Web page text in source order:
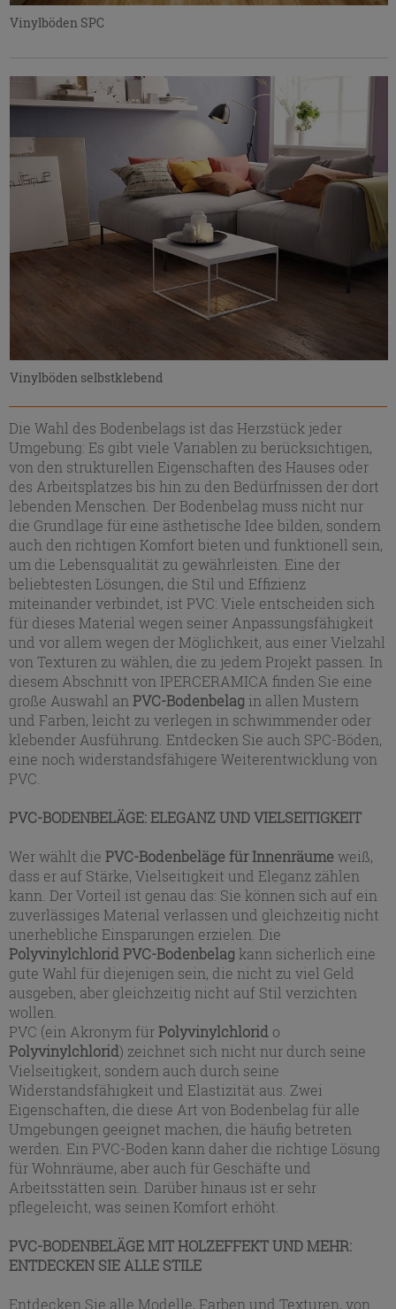
Vinylböden SPC
Vinylböden selbstklebend
Die Wahl des Bodenbelags ist das Herzstück jeder
Umgebung: Es gibt viele Variablen zu berücksichtigen,
von den strukturellen Eigenschaften des Hauses oder
des Arbeitsplatzes bis hin zu den Bedürfnissen der dort
lebenden Menschen. Der Bodenbelag muss nicht nur
die Grundlage für eine ästhetische Idee bilden, sondern
auch den richtigen Komfort bieten und funktionell sein,
um die Lebensqualität zu gewährleisten. Eine der
beliebtesten Lösungen, die Stil und Effizienz
miteinander verbindet, ist PVC: Viele entscheiden sich
für dieses Material wegen seiner Anpassungsfähigkeit
und vor allem wegen der Möglichkeit, aus einer Vielzahl
von Texturen zu wählen, die zu jedem Projekt passen. In
diesem Abschnitt von IPERCERAMICA finden Sie eine
große Auswahl an PVC-Bodenbelag in allen Mustern
und Farben, leicht zu verlegen in schwimmender oder
klebender Ausführung. Entdecken Sie auch SPC-Böden,
eine noch widerstandsfähigere Weiterentwicklung von
PVC.
PVC-BODENBELÄGE: ELEGANZ UND VIELSEITIGKEIT
Wer wählt die PVC-Bodenbeläge für Innenräume weiß,
dass er auf Stärke, Vielseitigkeit und Eleganz zählen
kann. Der Vorteil ist genau das: Sie können sich auf ein
zuverlässiges Material verlassen und gleichzeitig nicht
unerhebliche Einsparungen erzielen. Die
Polyvinylchlorid PVC-Bodenbelag kann sicherlich eine
gute Wahl für diejenigen sein, die nicht zu viel Geld
ausgeben, aber gleichzeitig nicht auf Stil verzichten
wollen.
PVC (ein Akronym für Polyvinylchlorid o
Polyvinylchlorid) zeichnet sich nicht nur durch seine
Vielseitigkeit, sondern auch durch seine
Widerstandsfähigkeit und Elastizität aus. Zwei
Eigenschaften, die diese Art von Bodenbelag für alle
Umgebungen geeignet machen, die häufig betreten
werden. Ein PVC-Boden kann daher die richtige Lösung
für Wohnräume, aber auch für Geschäfte und
Arbeitsstätten sein. Darüber hinaus ist er sehr
pflegeleicht, was seinen Komfort erhöht.
PVC-BODENBELÄGE MIT HOLZEFFEKT UND MEHR:
ENTDECKEN SIE ALLE STILE
Entdecken Sie alle Modelle, Farben und Texturen, von